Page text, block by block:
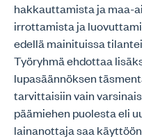
hakkauttamista ja maa-
irrottamista ja
edellä mainituissa
Työryhmä ehdottaa
lupasäännöksen
tarvittaisiin vain
päämiehen puolesta eli
lainanottaja saa